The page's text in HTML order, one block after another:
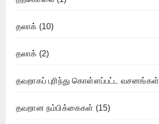
தலாக் (10)
தலாக் (2)
தவறாகப் புரிந்து கொள்ளப்பட்ட வசனங்கள்
தவறான நம்பிக்கைகள் (15)